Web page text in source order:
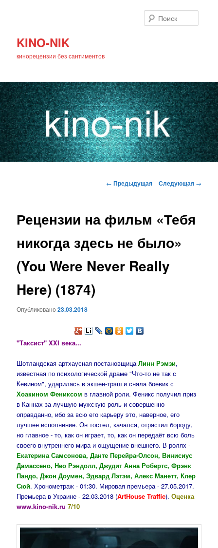
KINO-NIK
кинорецензии без сантиментов
основному
Навигация
← Предыдущая Следующая →
Рецензии на фильм «Тебя
никогда здесь не было»
(You Were Never Really
Here) (1874)
Опубликовано23.03.2018
"Таксист" XXI века...
Шотландская артхаусная постановщица Линн Рэмзи,
известная по психологической драме "Что-то не так с
Кевином", ударилась в экшен-трэш и сняла боевик с
Хоакином Фениксом в главной роли. Феникс получил приз
в Каннах за лучшую мужскую роль и совершенно
оправданно, ибо за всю его карьеру это, наверное, его
лучшее исполнение. Он тостел, качался, отрастил бороду,
но главное - то, как он играет, то, как он передаёт всю боль
своего внутреннего мира и ощущение внешнего. В ролях -
Екатерина Самсонова, Данте Перейра-Олсон, Винисиус
Дамассено, Нео Рэндолл, Джудит Анна Робертс, Фрэнк
Пандо, Джон Доумен, Эдвард Лэтэм, Алекс Манетт, Клер
Сюй. Хронометраж - 01:30. Мировая премьера - 27.05.2017.
Премьера в Украине - 22.03.2018 (ArtHouse Traffic). Оценка
www.kino-nik.ru7/10